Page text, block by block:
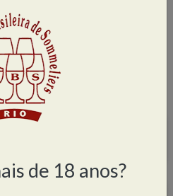
TwitterWhatsApp
LinkedIn
de 18 anos?